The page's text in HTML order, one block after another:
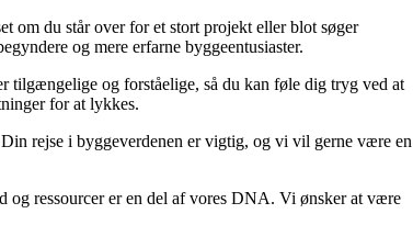
om du står over for et stort projekt eller blot søger
og mere erfarne byggeentusiaster.
tilgængelige og forståelige, så du kan føle dig tryg ved at
for at lykkes.
rejse i byggeverdenen er vigtig, og vi vil gerne være en
ressourcer er en del af vores DNA. Vi ønsker at være